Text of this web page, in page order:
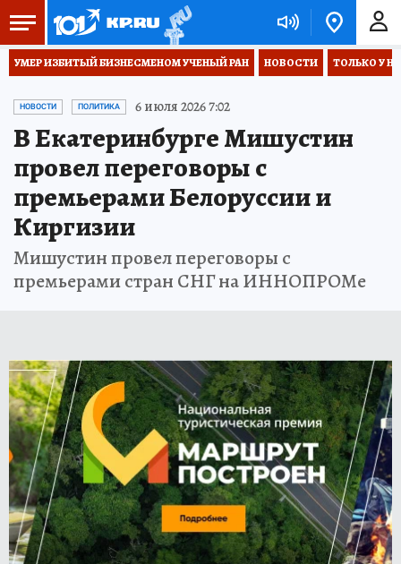
УМЕР ИЗБИТЫЙ БИЗНЕСМЕНОМ УЧЕНЫЙ РАН НОВОСТИ ТОЛЬКО У
НОВОСТИ ПОЛИТИКА 6 июля 2026 7:02
В Екатеринбурге Мишустин
провел переговоры с
премьерами Белоруссии и
Киргизии
Мишустин провел переговоры с
премьерами стран СНГ на ИННОПРОМе